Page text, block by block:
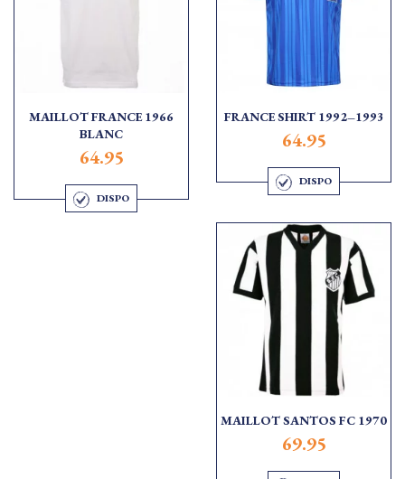
MAILLOT FRANCE 1966
BLANC
64.95
DISPO
FRANCE SHIRT 1992–1993
64.95
DISPO
MAILLOT SANTOS FC 1970
69.95